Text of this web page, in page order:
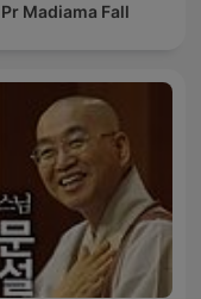
Pr Madiama Fall